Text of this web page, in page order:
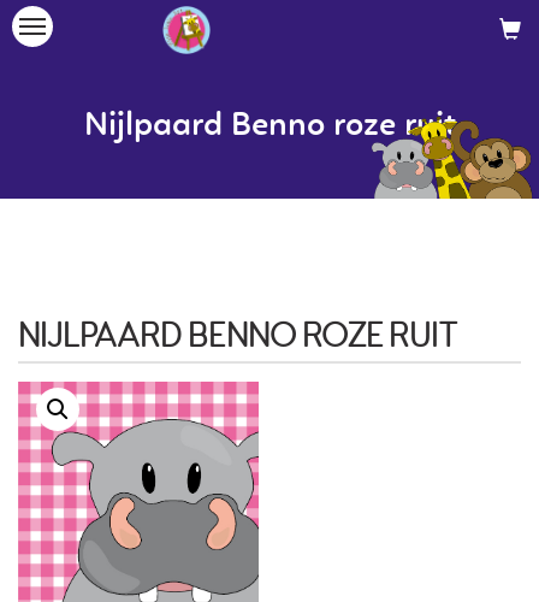
Toggle
Nijlpaard Benno roze ruit
NIJLPAARD BENNO ROZE RUIT